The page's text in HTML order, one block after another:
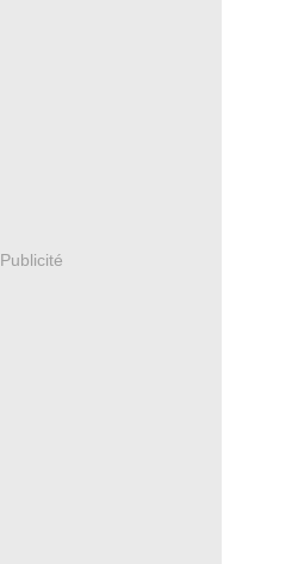
Publicité